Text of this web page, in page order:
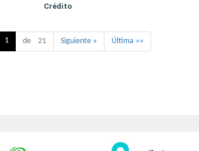
Crédito
1 de 21 Siguiente » Última »»